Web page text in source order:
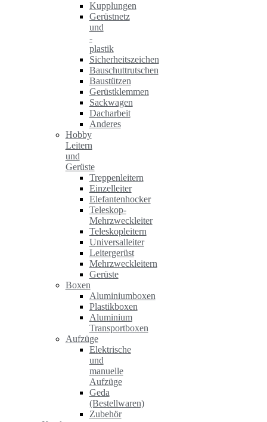
Kupplungen
Gerüstnetz
und
-
plastik
Sicherheitszeichen
Bauschuttrutschen
Baustützen
Gerüstklemmen
Sackwagen
Dacharbeit
Anderes
Hobby
Leitern
und
Gerüste
Treppenleitern
Einzelleiter
Elefantenhocker
Teleskop-
Mehrzweckleiter
Teleskopleitern
Universalleiter
Leitergerüst
Mehrzweckleitern
Gerüste
Boxen
Aluminiumboxen
Plastikboxen
Aluminium
Transportboxen
Aufzüge
Elektrische
und
manuelle
Aufzüge
Geda
(Bestellwaren)
Zubehör